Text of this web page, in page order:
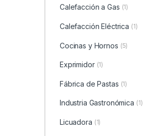
Calefacción a Gas (1)
Calefacción Eléctrica (1)
Cocinas y Hornos (5)
Exprimidor (1)
Fábrica de Pastas (1)
Industria Gastronómica (1)
Licuadora (1)